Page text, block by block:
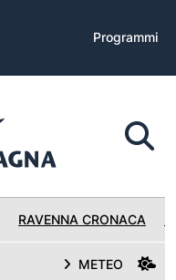
Programmi
RAVENNA CRONACA
METEO